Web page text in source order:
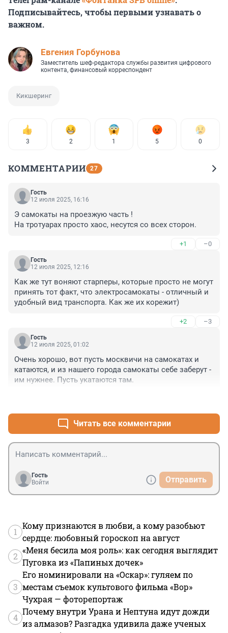
Подписывайтесь, чтобы первыми узнавать о
важном.
Евгения Горбунова
Заместитель шеф-редактора службы развития цифрового
контента, финансовый корреспондент
Кикшеринг
3 2 1 5 0
КОММЕНТАРИИ 27
Гость
12 июля 2025, 16:16
Э самокаты на проезжую часть !
На тротуарах просто хаос, несутся со всех сторон.
+1 –0
Гость
12 июля 2025, 12:16
Как же тут воняют старперы, которые просто не могут
принять тот факт, что электросамокаты - отличный и
удобный вид транспорта. Как же их корежит)
+2 –3
Гость
12 июля 2025, 01:02
Очень хорошо, вот пусть москвичи на самокатах и
катаются, и из нашего города самокаты себе заберут -
им нужнее. Пусть укатаются там.
Читать все комментарии
Гость
Войти
Отправить
1
Кому признаются в любви, а кому разобьют
сердце: любовный гороскоп на август
2
«Меня бесила моя роль»: как сегодня выглядит
Пуговка из «Папиных дочек»
3
Его номинировали на «Оскар»: гуляем по
местам съемок культового фильма «Вор»
Чухрая — фоторепортаж
4
Почему внутри Урана и Нептуна идут дожди
из алмазов? Разгадка удивила даже ученых